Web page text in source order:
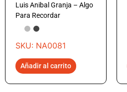
Luis Anibal Granja – Algo
Para Recordar
SKU: NA0081
Añadir al carrito